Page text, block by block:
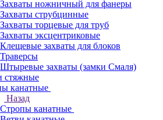
Захваты ножничный для фанеры
Захваты струбцинные
Захваты торцевые для труб
Захваты эксцентриковые
Клещевые захваты для блоков
Траверсы
Штыревые захваты (замки Смаля)
стяжные
канатные
Назад
Стропы канатные